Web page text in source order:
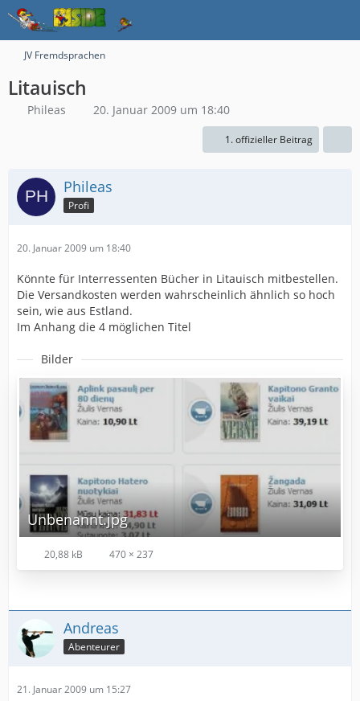
JV Fremdsprachen
Litauisch
Phileas 20. Januar 2009 um 18:40
1. offizieller Beitrag
Phileas
Profi
20. Januar 2009 um 18:40
Könnte für Interressenten Bücher in Litauisch mitbestellen.
Die Versandkosten werden wahrscheinlich ähnlich so hoch
sein, wie aus Estland.
Im Anhang die 4 möglichen Titel
Bilder
Unbenannt.jpg
20,88 kB 470 × 237
Andreas
Abenteurer
21. Januar 2009 um 15:27